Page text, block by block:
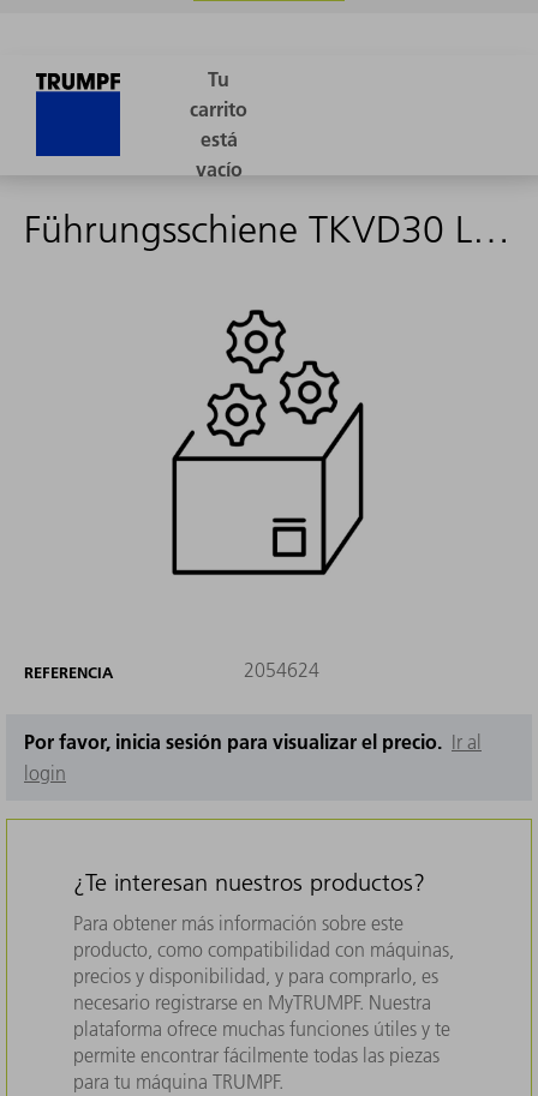
Führungsschiene TKVD30 L=4960mm - 2054624
REFERENCIA 2054624
Por favor, inicia sesión para visualizar el precio. Ir al
login
¿Te interesan nuestros productos?
Para obtener más información sobre este
producto, como compatibilidad con máquinas,
precios y disponibilidad, y para comprarlo, es
necesario registrarse en MyTRUMPF. Nuestra
plataforma ofrece muchas funciones útiles y te
permite encontrar fácilmente todas las piezas
para tu máquina TRUMPF.